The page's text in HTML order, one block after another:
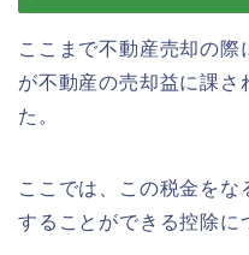
ここまで不動産売却の際
が不動産の売却益に課さ
た。
ここでは、この税金をな
することができる控除に